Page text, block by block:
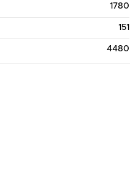
1780
151
4480